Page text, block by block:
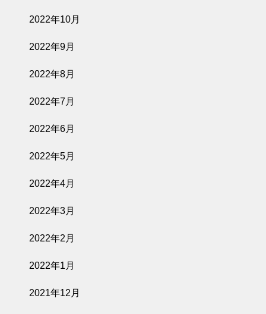
2022年10月
2022年9月
2022年8月
2022年7月
2022年6月
2022年5月
2022年4月
2022年3月
2022年2月
2022年1月
2021年12月